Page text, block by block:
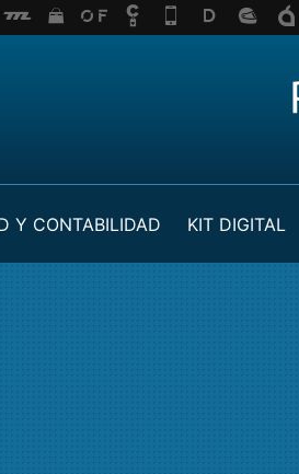
Y CONTABILIDAD KIT DIGITAL